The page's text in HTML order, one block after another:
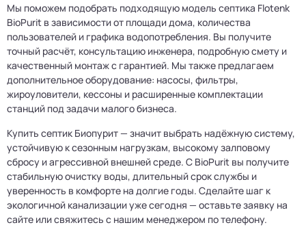
Мы поможем подобрать подходящую модель септика Flotenk
BioPurit в зависимости от площади дома, количества
пользователей и графика водопотребления. Вы получите
точный расчёт, консультацию инженера, подробную смету и
качественный монтаж с гарантией. Мы также предлагаем
дополнительное оборудование: насосы, фильтры,
жироуловители, кессоны и расширенные комплектации
станций под задачи малого бизнеса.
Купить септик Биопурит — значит выбрать надёжную систему,
устойчивую к сезонным нагрузкам, высокому залповому
сбросу и агрессивной внешней среде. С BioPurit вы получите
стабильную очистку воды, длительный срок службы и
уверенность в комфорте на долгие годы. Сделайте шаг к
экологичной канализации уже сегодня — оставьте заявку на
сайте или свяжитесь с нашим менеджером по телефону.